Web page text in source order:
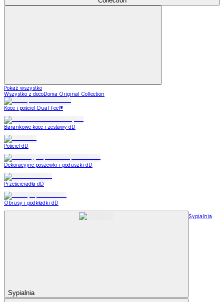
Pokaż wszystko
Wszystko z decoDoma Original Collection
Koce i pościel Dual Feel®
Barankowe koce i zestawy dD
Pościel dD
Dekoracyjne poszewki i poduszki dD
Prześcieradła dD
Obrusy i podkładki dD
Sypialnia
Sypialnia